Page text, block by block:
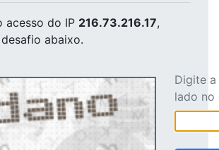
acesso do IP 216.73.216.17,
abaixo.
Digite
lado no